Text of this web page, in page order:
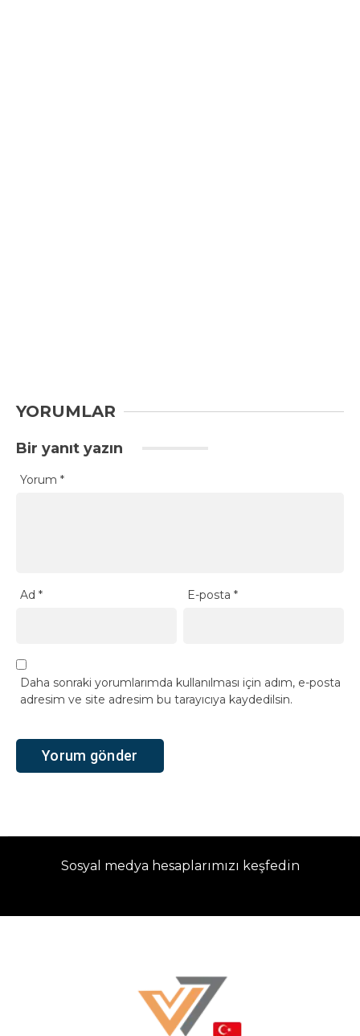
YORUMLAR
Bir yanıt yazın
Yorum *
Ad * E-posta*
Daha sonraki yorumlarımda kullanılması için adım, e-posta
adresim ve site adresim bu tarayıcıya kaydedilsin.
Sosyal medya hesaplarımızı keşfedin